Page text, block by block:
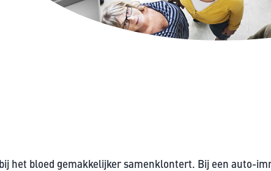
.
e
e
t
t
het bloed gemakkelijker samenklontert. Bij een auto-